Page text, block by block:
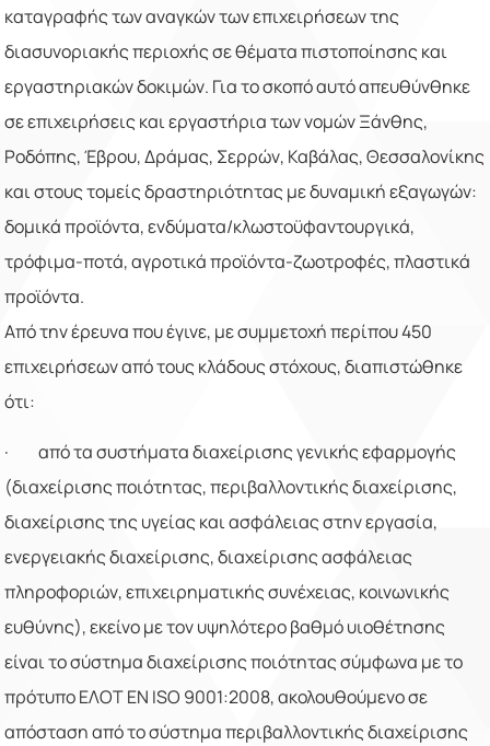
καταγραφής των αναγκών των επιχειρήσεων της
διασυνοριακής περιοχής σε θέματα πιστοποίησης και
εργαστηριακών δοκιμών. Για το σκοπό αυτό απευθύνθηκε
σε επιχειρήσεις και εργαστήρια των νομών Ξάνθης,
Ροδόπης, Έβρου, Δράμας, Σερρών, Καβάλας, Θεσσαλονίκης
και στους τομείς δραστηριότητας με δυναμική εξαγωγών:
δομικά προϊόντα, ενδύματα/κλωστοϋφαντουργικά,
τρόφιμα-ποτά, αγροτικά προϊόντα-ζωοτροφές, πλαστικά
προϊόντα.
Από την έρευνα που έγινε, με συμμετοχή περίπου 450
επιχειρήσεων από τους κλάδους στόχους, διαπιστώθηκε
ότι:
·
από τα συστήματα διαχείρισης γενικής εφαρμογής
(διαχείρισης ποιότητας, περιβαλλοντικής διαχείρισης,
διαχείρισης της υγείας και ασφάλειας στην εργασία,
ενεργειακής διαχείρισης, διαχείρισης ασφάλειας
πληροφοριών, επιχειρηματικής συνέχειας, κοινωνικής
ευθύνης), εκείνο με τον υψηλότερο βαθμό υιοθέτησης
είναι το σύστημα διαχείρισης ποιότητας σύμφωνα με το
πρότυπο ΕΛΟΤ ΕΝ ISO 9001:2008, ακολουθούμενο σε
απόσταση από το σύστημα περιβαλλοντικής διαχείρισης